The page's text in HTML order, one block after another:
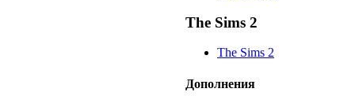
The Sims 2
The Sims 2
Дополнения